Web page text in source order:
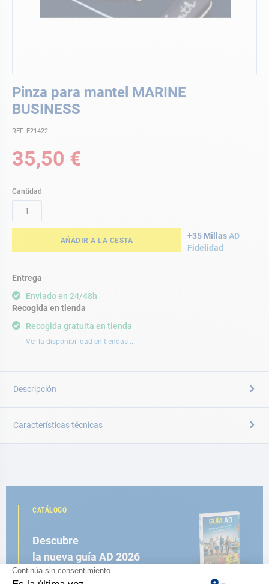
Pinza para mantel MARINE
BUSINESS
REF. E21422
35,50 €
Cantidad
AÑADIR A LA CESTA +35 MillasAD
Fidelidad
Entrega
Enviado en 24/48h
Recogida gratuita en tienda
Ver la disponibilidad en tiendas ...
Recogida en tienda
al
comienzo
de
la
de
imágenes
Descripción
Características técnicas
CATÁLOGO
Descubre
la nueva guía AD 2026